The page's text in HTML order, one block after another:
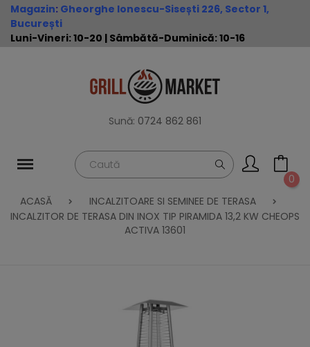
Magazin: Gheorghe Ionescu-Sisești 226, Sector 1,
București
Luni-Vineri: 10-20 | Sâmbătă-Duminică: 10-16
Sună: 0724 862 861
0
ACASĂ
INCALZITOARE SI SEMINEE DE TERASA
INCALZITOR DE TERASA DIN INOX TIP PIRAMIDA 13,2 KW CHEOPS
ACTIVA 13601